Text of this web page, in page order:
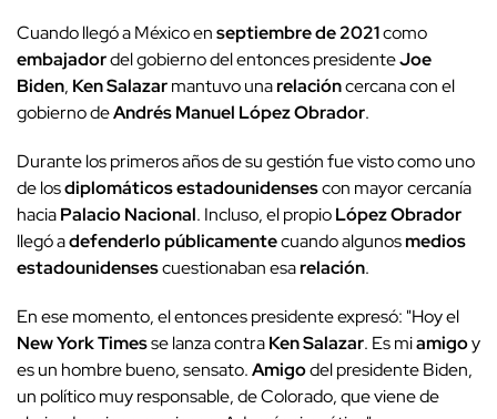
Cuando llegó a México enseptiembre de 2021como
embajadordel gobierno del entonces presidenteJoe
Biden, Ken Salazarmantuvo unarelacióncercana con el
gobierno deAndrés Manuel López Obrador.
Durante los primeros años de su gestión fue visto como uno
de losdiplomáticos estadounidensescon mayor cercanía
haciaPalacio Nacional. Incluso, el propioLópez Obrador
llegó adefenderlo públicamentecuando algunosmedios
estadounidensescuestionaban esarelación.
En ese momento, el entonces presidente expresó: "Hoy el
New York Timesse lanza contraKen Salazar. Es miamigoy
es un hombre bueno, sensato.Amigodel presidente Biden,
un político muy responsable, de Colorado, que viene de